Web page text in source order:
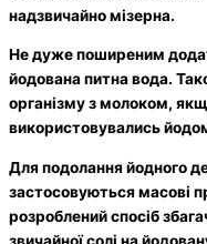
надзвичайно мізерна.
Не дуже поширеним
йодована питна вода.
організму з молоком,
використовувались
Для подолання йодного
застосовуються масові
розроблений спосіб